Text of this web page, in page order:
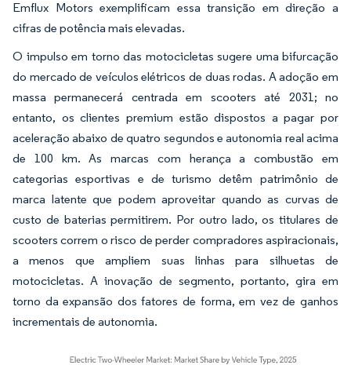
Emflux Motors exemplificam essa transição em direção a
cifras de potência mais elevadas.
O impulso em torno das motocicletas sugere uma bifurcação
do mercado de veículos elétricos de duas rodas. A adoção em
massa permanecerá centrada em scooters até 2031; no
entanto, os clientes premium estão dispostos a pagar por
aceleração abaixo de quatro segundos e autonomia real acima
de 100 km. As marcas com herança a combustão em
categorias esportivas e de turismo detêm patrimônio de
marca latente que podem aproveitar quando as curvas de
custo de baterias permitirem. Por outro lado, os titulares de
scooters correm o risco de perder compradores aspiracionais,
a menos que ampliem suas linhas para silhuetas de
motocicletas. A inovação de segmento, portanto, gira em
torno da expansão dos fatores de forma, em vez de ganhos
incrementais de autonomia.